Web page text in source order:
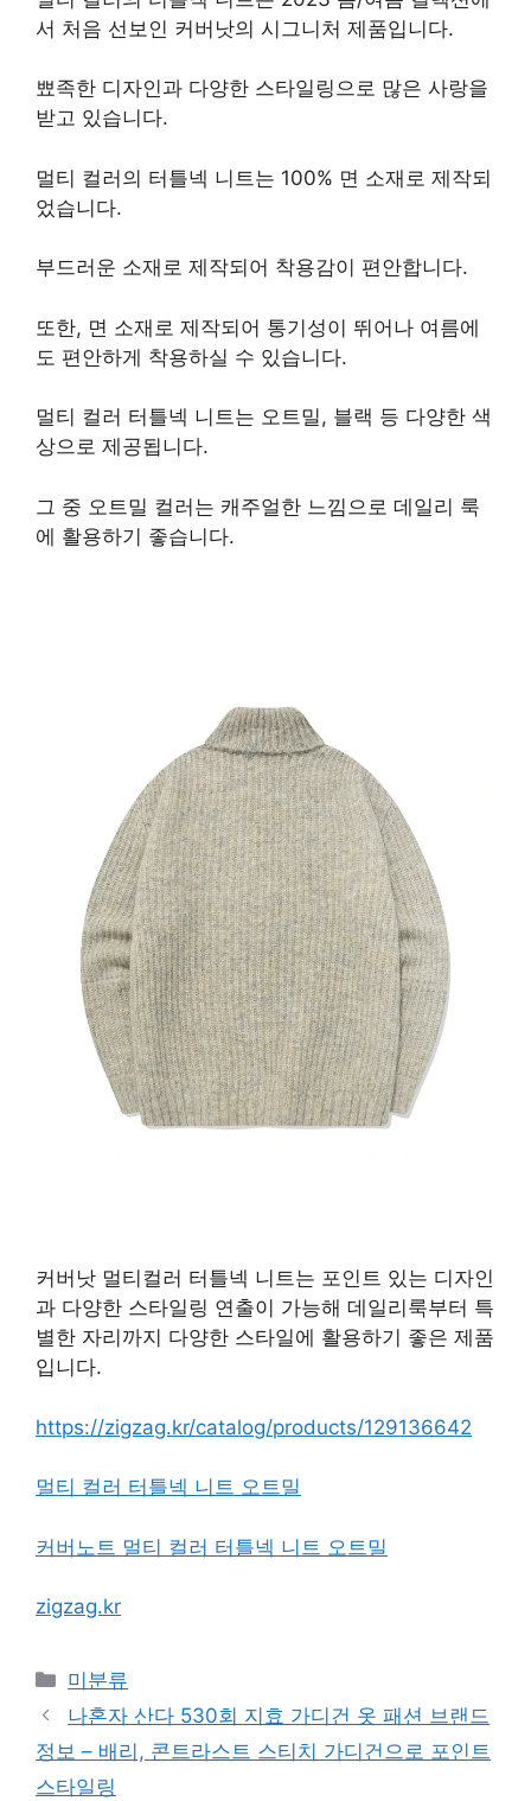
서 처음 선보인 커버낫의 시그니처 제품입니다.
뾰족한 디자인과 다양한 스타일링으로 많은 사랑을
받고 있습니다.
멀티 컬러의 터틀넥 니트는 100% 면 소재로 제작되
었습니다.
부드러운 소재로 제작되어 착용감이 편안합니다.
또한, 면 소재로 제작되어 통기성이 뛰어나 여름에
도 편안하게 착용하실 수 있습니다.
멀티 컬러 터틀넥 니트는 오트밀, 블랙 등 다양한 색
상으로 제공됩니다.
그 중 오트밀 컬러는 캐주얼한 느낌으로 데일리 룩
에 활용하기 좋습니다.
커버낫 멀티컬러 터틀넥 니트는 포인트 있는 디자인
과 다양한 스타일링 연출이 가능해 데일리룩부터 특
별한 자리까지 다양한 스타일에 활용하기 좋은 제품
입니다.
https://zigzag.kr/catalog/products/129136642
멀티 컬러 터틀넥 니트 오트밀
커버노트 멀티 컬러 터틀넥 니트 오트밀
zigzag.kr
Categories
미분류
나혼자 산다 530회 지효 가디건 옷 패션 브랜드
정보 – 배리, 콘트라스트 스티치 가디건으로 포인트
스타일링